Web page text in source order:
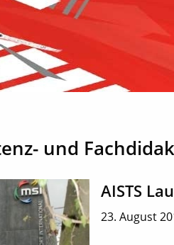
und
AISTS
23. August